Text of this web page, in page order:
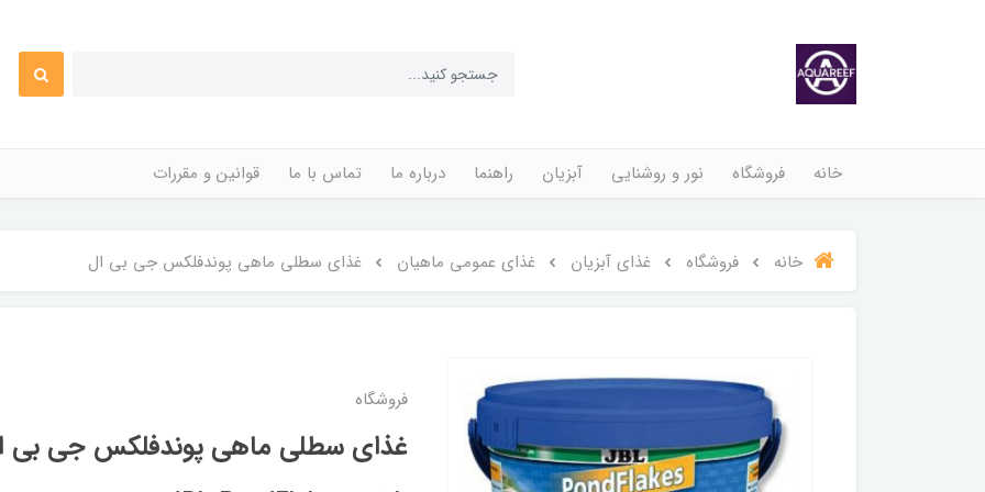
خانه فروشگاه نور و روشنایی آبزیان راهنما درباره ما تماس با ما قوانین و مقررات
خانه فروشگاه غذای آبزیان غذای عمومی ماهیان غذای سطلی ماهی پوندفلکس جی بی ال
فروشگاه
غذای سطلی ماهی پوندفلکس جی بی